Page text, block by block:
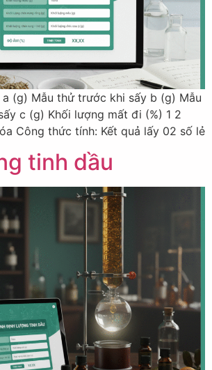
(g) Mẫu thử trước khi sấy b (g) Mẫu
c (g) Khối lượng mất đi (%) 1 2
Công thức tính: Kết quả lấy 02 số lẻ
tinh dầu